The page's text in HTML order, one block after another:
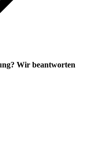
Wir beantworten